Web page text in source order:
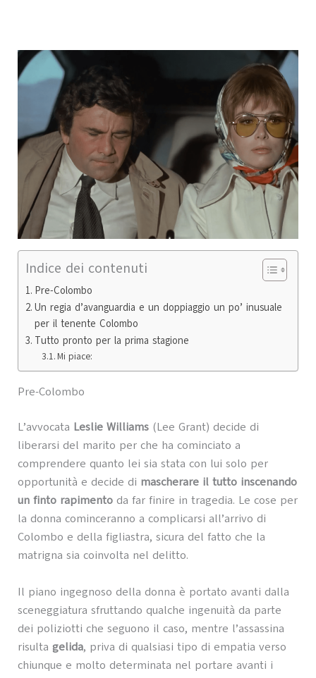
Indice dei contenuti
Pre-Colombo
Un regia d’avanguardia e un doppiaggio un po’ inusuale
per il tenente Colombo
Tutto pronto per la prima stagione
Mi piace:
Pre-Colombo
L’avvocata Leslie Williams(Lee Grant) decide di
liberarsi del marito per che ha cominciato a
comprendere quanto lei sia stata con lui solo per
opportunità e decide di mascherare il tutto inscenando
un finto rapimentoda far finire in tragedia. Le cose per
la donna cominceranno a complicarsi all’arrivo di
Colombo e della figliastra, sicura del fatto che la
matrigna sia coinvolta nel delitto.
Il piano ingegnoso della donna è portato avanti dalla
sceneggiatura sfruttando qualche ingenuità da parte
dei poliziotti che seguono il caso, mentre l’assassina
risulta gelida, priva di qualsiasi tipo di empatia verso
chiunque e molto determinata nel portare avanti i